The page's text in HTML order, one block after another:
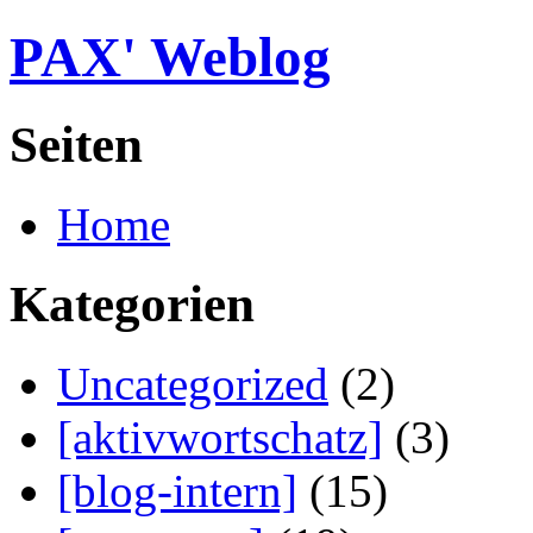
PAX' Weblog
Seiten
Home
Kategorien
Uncategorized (2)
[aktivwortschatz] (3)
[blog-intern] (15)